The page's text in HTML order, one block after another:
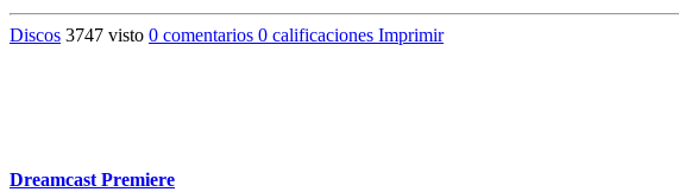
Discos 3747 visto 0 comentarios 0 calificaciones Imprimir
Dreamcast Premiere